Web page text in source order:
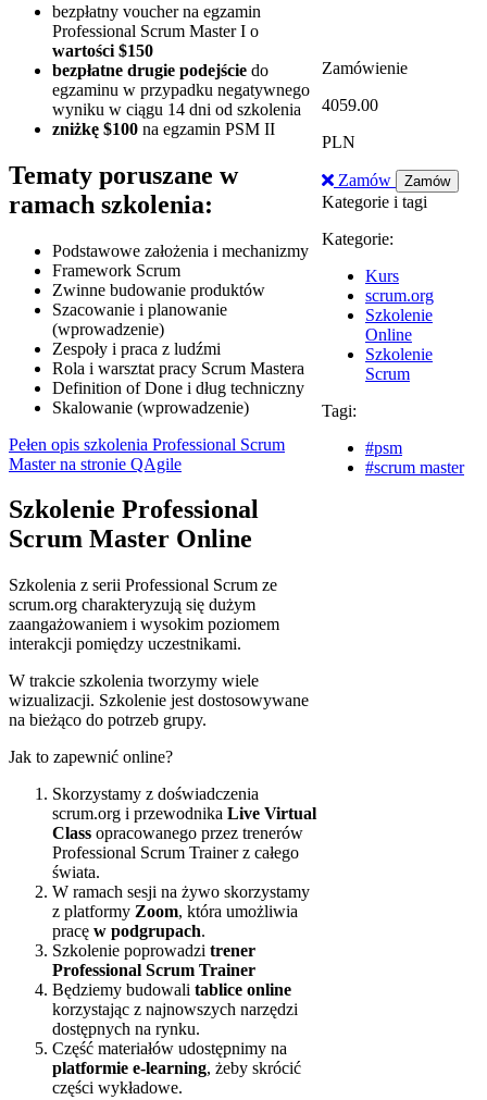
bezpłatny voucher na egzamin
Professional Scrum Master I o
wartości $150
bezpłatne drugie podejście do
egzaminu w przypadku negatywnego
wyniku w ciągu 14 dni od szkolenia
zniżkę $100 na egzamin PSM II
Tematy poruszane w
ramach szkolenia:
Podstawowe założenia i mechanizmy
Framework Scrum
Zwinne budowanie produktów
Szacowanie i planowanie
(wprowadzenie)
Zespoły i praca z ludźmi
Rola i warsztat pracy Scrum Mastera
Definition of Done i dług techniczny
Skalowanie (wprowadzenie)
Pełen opis szkolenia Professional Scrum
Master na stronie QAgile
Szkolenie Professional
Scrum Master Online
Szkolenia z serii Professional Scrum ze
scrum.org charakteryzują się dużym
zaangażowaniem i wysokim poziomem
interakcji pomiędzy uczestnikami.
W trakcie szkolenia tworzymy wiele
wizualizacji. Szkolenie jest dostosowywane
na bieżąco do potrzeb grupy.
Jak to zapewnić online?
Skorzystamy z doświadczenia
scrum.org i przewodnika Live Virtual
Class opracowanego przez trenerów
Professional Scrum Trainer z całego
świata.
W ramach sesji na żywo skorzystamy
z platformy Zoom, która umożliwia
pracę w podgrupach.
Szkolenie poprowadzi trener
Professional Scrum Trainer
Będziemy budowali tablice online
korzystając z najnowszych narzędzi
dostępnych na rynku.
Część materiałów udostępnimy na
platformie e-learning, żeby skrócić
części wykładowe.
Zamówienie
4059.00
PLN
Zamów Zamów
Kategorie i tagi
Kategorie:
Kurs
scrum.org
Szkolenie
Online
Szkolenie
Scrum
Tagi:
#psm
#scrum master